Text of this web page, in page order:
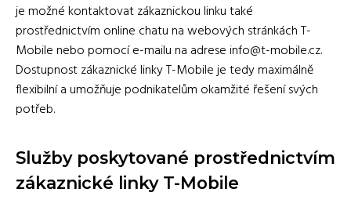
je možné kontaktovat zákaznickou linku také
prostřednictvím online chatu na webových stránkách T-
Mobile nebo pomocí e-mailu na adrese info@t-mobile.cz.
Dostupnost zákaznické linky T-Mobile je tedy maximálně
flexibilní a umožňuje podnikatelům okamžité řešení svých
potřeb.
Služby poskytované prostřednictvím
zákaznické linky T-Mobile